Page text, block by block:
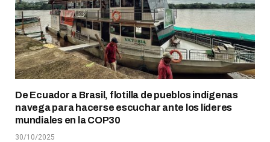
De Ecuador a Brasil, flotilla de pueblos indígenas
navega para hacerse escuchar ante los líderes
mundiales en la COP30
30/10/2025